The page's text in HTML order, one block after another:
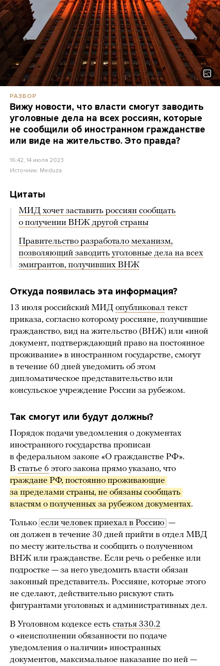
РАЗБОР
Вижу новости, что власти смогут заводить
уголовные дела на всех россиян, которые
не сообщили об иностранном гражданстве
или виде на жительство. Это правда?
16:42, 14 июля 2023
Источник: Meduza
Цитаты
МИД хочет заставить россиян сообщать
о получении ВНЖ другой страны
Правительство разработало механизм,
позволяющий заводить уголовные дела на всех
эмигрантов, получивших ВНЖ
Откуда появилась эта информация?
13 июля российский МИД опубликовал текст
приказа, согласно которому россияне, получившие
гражданство, вид на жительство (ВНЖ) или «иной
документ, подтверждающий право на постоянное
проживание» в иностранном государстве, смогут
в течение 60 дней уведомить об этом
дипломатическое представительство или
консульское учреждение России за рубежом.
Так смогут или будут должны?
Порядок подачи уведомления о документах
иностранного государства прописан
в федеральном законе «О гражданстве РФ».
В статье 6 этого закона прямо указано, что
граждане РФ, постоянно проживающие
за пределами страны, не обязаны сообщать
властям о полученных за рубежом документах.
Только если человек приехал в Россию —
он должен в течение 30 дней прийти в отдел МВД
по месту жительства и сообщить о полученном
ВНЖ или гражданстве. Если речь о ребенке или
подростке — за него уведомить власти обязан
законный представитель. Россияне, которые этого
не сделают, действительно рискуют стать
фигурантами уголовных и административных дел.
В Уголовном кодексе есть статья 330.2
о «неисполнении обязанности по подаче
уведомления о наличии» иностранных
документов, максимальное наказание по ней —